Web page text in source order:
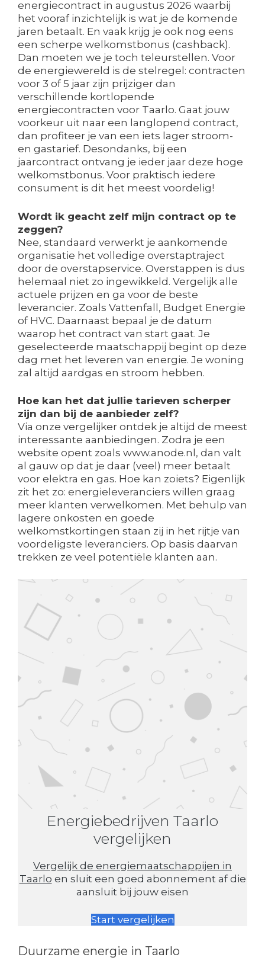
energiecontract in augustus 2026 waarbij
het vooraf inzichtelijk is wat je de komende
jaren betaalt. En vaak krijg je ook nog eens
een scherpe welkomstbonus (cashback).
Dan moeten we je toch teleurstellen. Voor
de energiewereld is de stelregel: contracten
voor 3 of 5 jaar zijn prijziger dan
verschillende kortlopende
energiecontracten voor Taarlo. Gaat jouw
voorkeur uit naar een langlopend contract,
dan profiteer je van een iets lager stroom-
en gastarief. Desondanks, bij een
jaarcontract ontvang je ieder jaar deze hoge
welkomstbonus. Voor praktisch iedere
consument is dit het meest voordelig!
Wordt ik geacht zelf mijn contract op te
zeggen?
Nee, standaard verwerkt je aankomende
organisatie het volledige overstaptraject
door de overstapservice. Overstappen is dus
helemaal niet zo ingewikkeld. Vergelijk alle
actuele prijzen en ga voor de beste
leverancier. Zoals Vattenfall, Budget Energie
of HVC. Daarnaast bepaal je de datum
waarop het contract van start gaat. Je
geselecteerde maatschappij begint op deze
dag met het leveren van energie. Je woning
zal altijd aardgas en stroom hebben.
Hoe kan het dat jullie tarieven scherper
zijn dan bij de aanbieder zelf?
Via onze vergelijker ontdek je altijd de meest
interessante aanbiedingen. Zodra je een
website opent zoals www.anode.nl, dan valt
al gauw op dat je daar (veel) meer betaalt
voor elektra en gas. Hoe kan zoiets? Eigenlijk
zit het zo: energieleveranciers willen graag
meer klanten verwelkomen. Met behulp van
lagere onkosten en goede
welkomstkortingen staan zij in het rijtje van
voordeligste leveranciers. Op basis daarvan
trekken ze veel potentiële klanten aan.
Energiebedrijven Taarlo
vergelijken
Vergelijk de energiemaatschappijen in
Taarlo en sluit een goed abonnement af die
aansluit bij jouw eisen
Start vergelijken
Duurzame energie in Taarlo